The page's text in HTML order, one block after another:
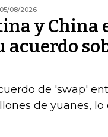
05/08/2026
y China
acuerdo
de 'swap'
de yuanes,